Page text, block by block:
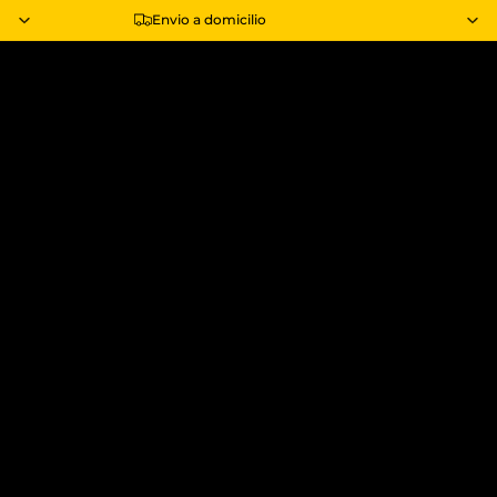
Envio a domicilio